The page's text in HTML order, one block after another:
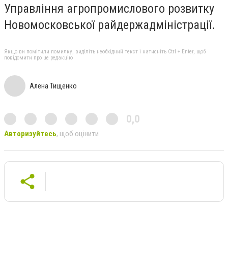
Управління агропромислового розвитку
Новомосковської райдержадміністрації.
Якщо ви помітили помилку, виділіть необхідний текст і натисніть Ctrl + Enter, щоб
повідомити про це редакцію
Алена Тищенко
0,0
Авторизуйтесь, щоб оцінити